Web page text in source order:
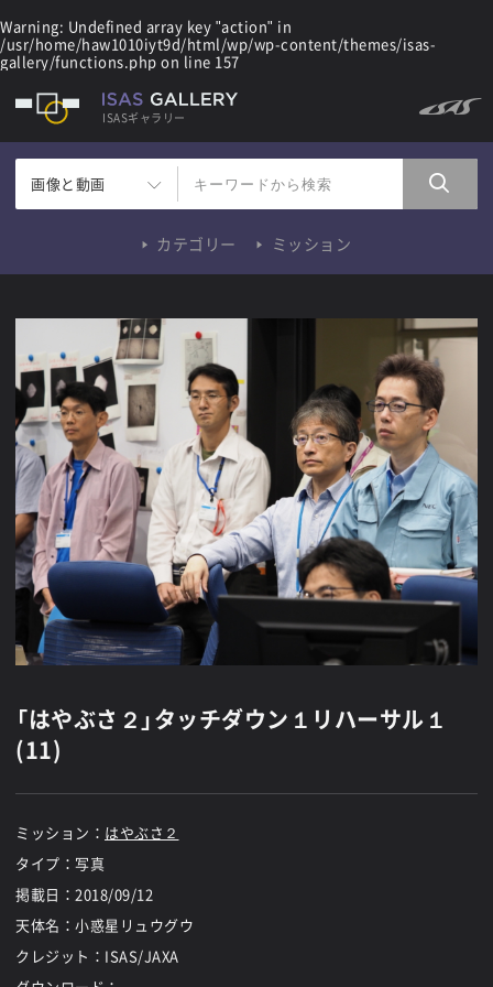
Warning: Undefined array key "action" in
/usr/home/haw1010iyt9d/html/wp/wp-content/themes/isas-
gallery/functions.php on line 157
ISASギャラリー
画像と動画
カテゴリー ミッション
「はやぶさ２」タッチダウン１リハーサル１
(11)
ミッション： はやぶさ２
タイプ：写真
掲載日： 2018/09/12
天体名：小惑星リュウグウ
クレジット：ISAS/JAXA